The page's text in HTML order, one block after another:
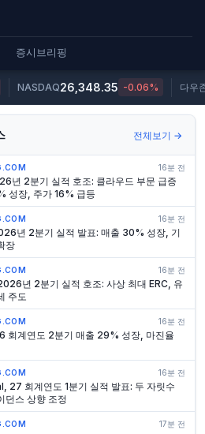
증시브리핑
NASDAQ26,348.35 -0.06% 다우
전체보기 →
16분 전
년 2분기 실적 호조: 클라우드 부문 급증
성장, 주가 16% 급등
16분 전
년 2분기 실적 발표: 매출 30% 성장, 기
장
16분 전
년 2분기 실적 호조: 사상 최대 ERC, 유
주도
16분 전
회계연도 2분기 매출 29% 성장, 마진율
16분 전
27 회계연도 1분기 실적 발표: 두 자릿수
던스 상향 조정
17분 전